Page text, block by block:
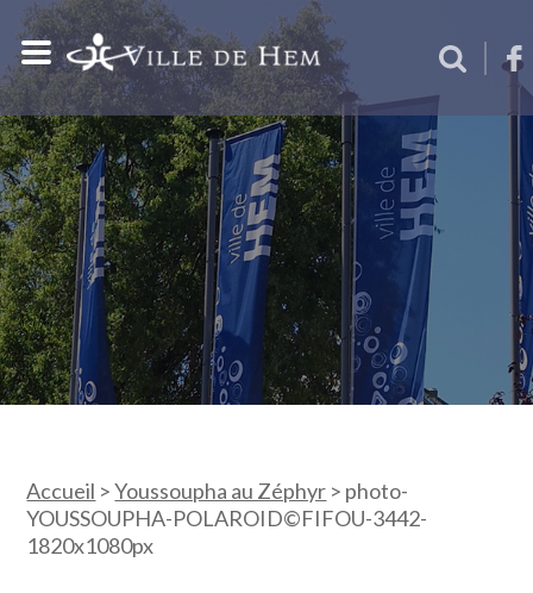
Accueil >Youssoupha au Zéphyr > photo-
YOUSSOUPHA-POLAROID©FIFOU-3442-
1820x1080px